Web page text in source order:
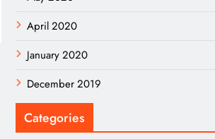
April 2020
January 2020
December 2019
Categories